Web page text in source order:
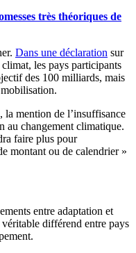
très théoriques de
Dans une déclaration sur
les pays participants
des 100 milliards, mais
la mention de l’insuffisance
au changement climatique.
faire plus pour
montant ou de calendrier »
entre adaptation et
différend entre pays